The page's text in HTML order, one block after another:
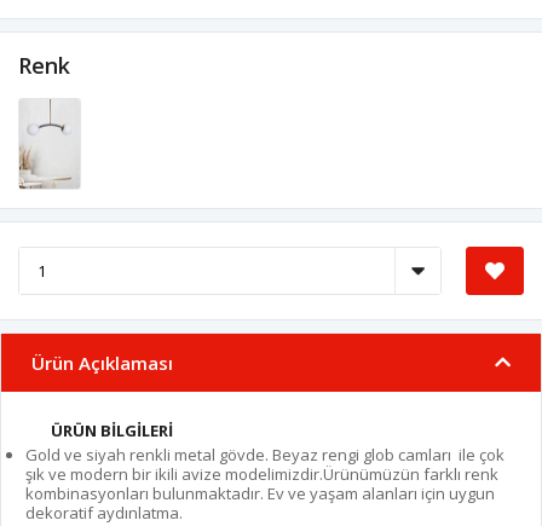
Renk
Ürün Açıklaması
ÜRÜN BİLGİLERİ
Gold ve siyah renkli metal gövde. Beyaz rengi glob camları ile çok
şık ve modern bir ikili avize modelimizdir.Ürünümüzün farklı renk
kombinasyonları bulunmaktadır. Ev ve yaşam alanları için uygun
dekoratif aydınlatma.